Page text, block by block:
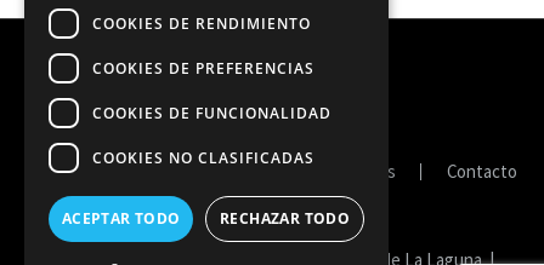
Portal de transparencia Política de cookies Contacto
Copyright © 2026 Fedes Ascensores Ciudad de La Laguna. |
COOKIES DE RENDIMIENTO
COOKIES DE PREFERENCIAS
COOKIES DE FUNCIONALIDAD
COOKIES NO CLASIFICADAS
ACEPTAR TODO RECHAZAR TODO